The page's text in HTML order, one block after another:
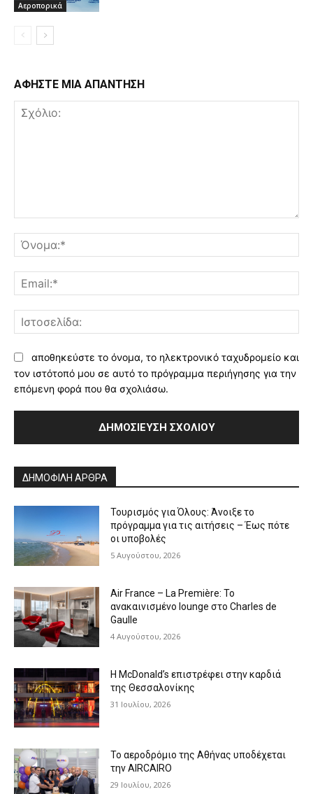
Αεροπορικά
ΑΦΗΣΤΕ ΜΙΑ ΑΠΑΝΤΗΣΗ
αποθηκεύστε το όνομα, το ηλεκτρονικό ταχυδρομείο και
τον ιστότοπό μου σε αυτό το πρόγραμμα περιήγησης για την
επόμενη φορά που θα σχολιάσω.
ΔΗΜΟΦΙΛΗ ΑΡΘΡΑ
Τουρισμός για Όλους: Άνοιξε το
πρόγραμμα για τις αιτήσεις – Έως πότε
οι υποβολές
5 Αυγούστου, 2026
Air France – La Première: Το
ανακαινισμένο lounge στο Charles de
Gaulle
4 Αυγούστου, 2026
Η McDonald’s επιστρέφει στην καρδιά
της Θεσσαλονίκης
31 Ιουλίου, 2026
Το αεροδρόμιο της Αθήνας υποδέχεται
την AIRCAIRO
29 Ιουλίου, 2026